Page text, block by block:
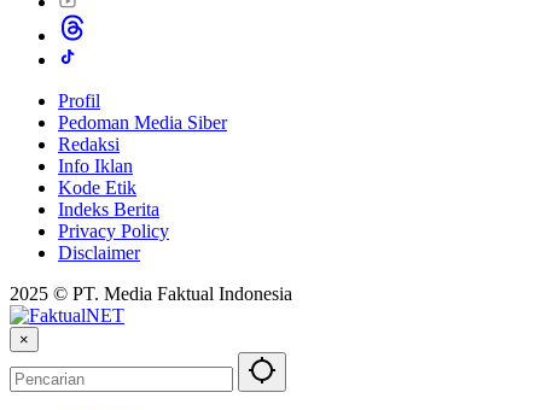
Profil
Pedoman Media Siber
Redaksi
Info Iklan
Kode Etik
Indeks Berita
Privacy Policy
Disclaimer
2025 © PT. Media Faktual Indonesia
×